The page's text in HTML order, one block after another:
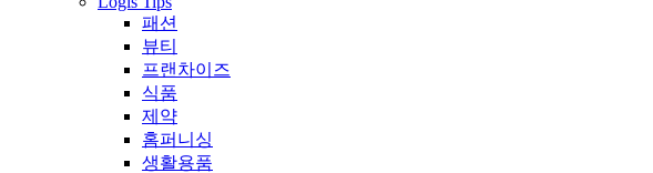
패션
뷰티
프랜차이즈
식품
제약
홈퍼니싱
생활용품